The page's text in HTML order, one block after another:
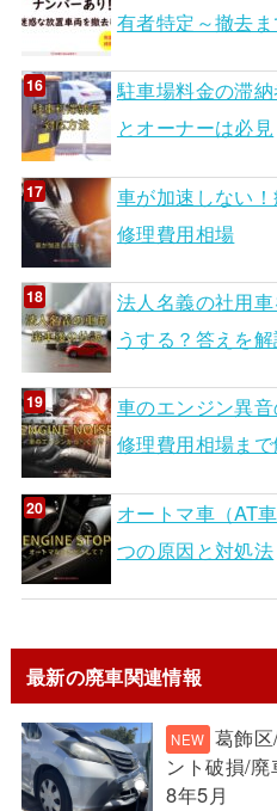
有者特定～撤去
駐車場料金の滞
とオーナーは必見
車が加速しない！
修理費用相場
法人名義の社用
うする？答えを
車のエンジン異
修理費用相場ま
オートマ車（AT
つの原因と対処法
最新の廃車関連情報
葛飾
ント破損/
8年5月